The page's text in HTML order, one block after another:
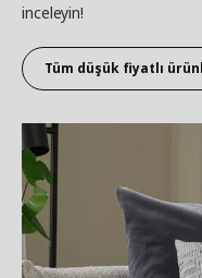
inceleyin!
Tüm düşük fiyatlı